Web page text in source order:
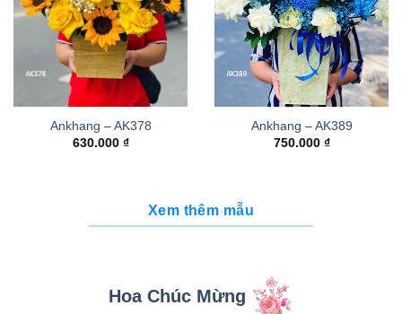
Ankhang – AK378
630.000 ₫
Ankhang – AK389
750.000 ₫
Xem thêm mẫu
Hoa Chúc Mừng